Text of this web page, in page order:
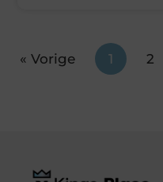
« Vorige 1 2